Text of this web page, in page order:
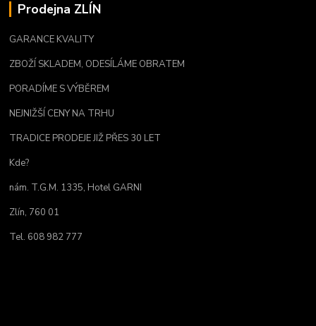
Prodejna ZLÍN
GARANCE KVALITY
ZBOŽÍ SKLADEM, ODESÍLÁME OBRATEM
PORADÍME S VÝBĚREM
NEJNIŽŠÍ CENY NA TRHU
TRADICE PRODEJE JIŽ PŘES 30 LET
Kde?
nám. T.G.M. 1335, Hotel GARNI
Zlín, 760 01
Tel. 608 982 777